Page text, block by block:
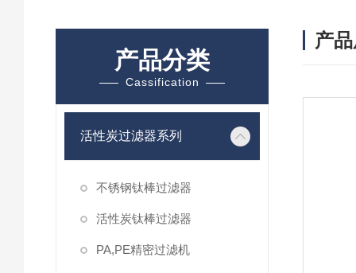
产品分类
Cassification
活性炭过滤器系列
不锈钢钛棒过滤器
活性炭钛棒过滤器
PA,PE精密过滤机
产